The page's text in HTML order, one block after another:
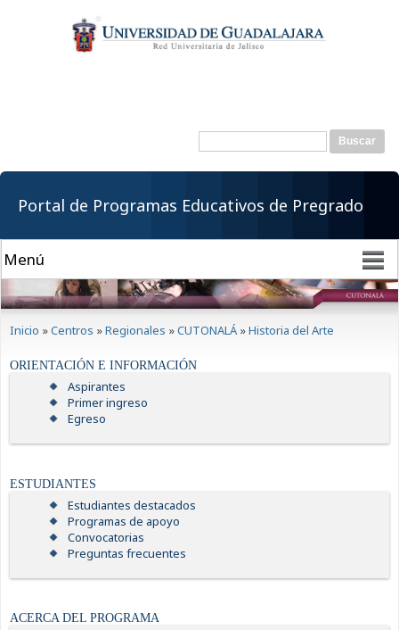
contenido
principal
Formulario de
Buscar
Portal de Programas Educativos de Pregrado
Inicio »Centros »Regionales »CUTONALÁ »Historia del Arte
ORIENTACIÓN E INFORMACIÓN
Aspirantes
Primer ingreso
Egreso
ESTUDIANTES
Estudiantes destacados
Programas de apoyo
Convocatorias
Preguntas frecuentes
ACERCA DEL PROGRAMA